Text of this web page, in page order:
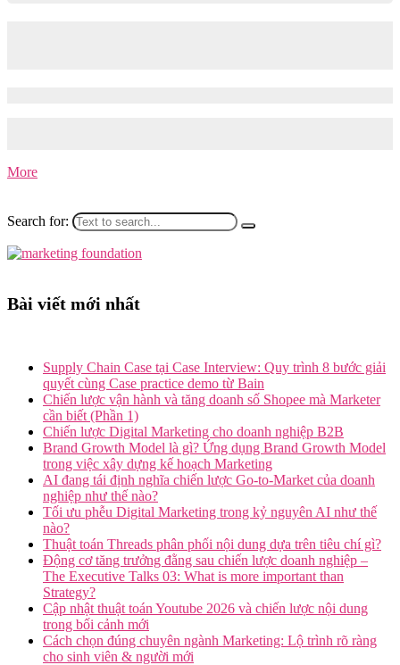
More
Search for:
Bài viết mới nhất
Supply Chain Case tại Case Interview: Quy trình 8 bước giải
quyết cùng Case practice demo từ Bain
Chiến lược vận hành và tăng doanh số Shopee mà Marketer
cần biết (Phần 1)
Chiến lược Digital Marketing cho doanh nghiệp B2B
Brand Growth Model là gì? Ứng dụng Brand Growth Model
trong việc xây dựng kế hoạch Marketing
AI đang tái định nghĩa chiến lược Go-to-Market của doanh
nghiệp như thế nào?
Tối ưu phễu Digital Marketing trong kỷ nguyên AI như thế
nào?
Thuật toán Threads phân phối nội dung dựa trên tiêu chí gì?
Động cơ tăng trưởng đằng sau chiến lược doanh nghiệp –
The Executive Talks 03: What is more important than
Strategy?
Cập nhật thuật toán Youtube 2026 và chiến lược nội dung
trong bối cảnh mới
Cách chọn đúng chuyên ngành Marketing: Lộ trình rõ ràng
cho sinh viên & người mới